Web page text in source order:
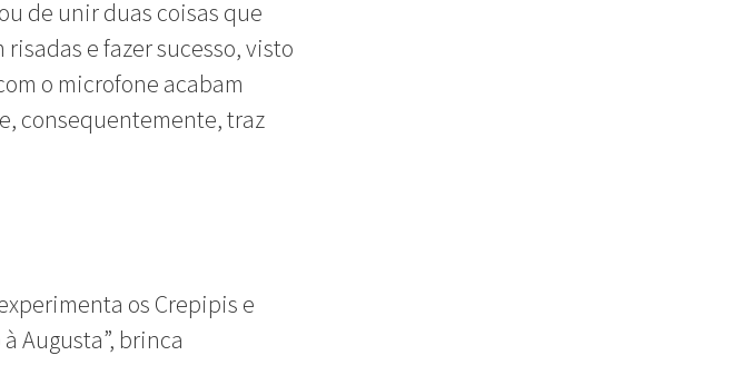
de unir duas coisas que
e fazer sucesso, visto
o microfone acabam
consequentemente, traz
os Crepipis e
Augusta”, brinca